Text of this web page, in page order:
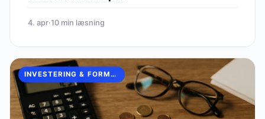
4. apr·10 min læsning
INVESTERING & FORMUEOPBYGNING